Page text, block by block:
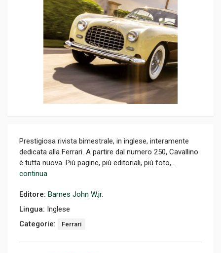
Prestigiosa rivista bimestrale, in inglese, interamente
dedicata alla Ferrari. A partire dal numero 250, Cavallino
è tutta nuova. Più pagine, più editoriali, più foto,...
continua
Editore: Barnes John W.jr.
Lingua: Inglese
Categorie:
Ferrari